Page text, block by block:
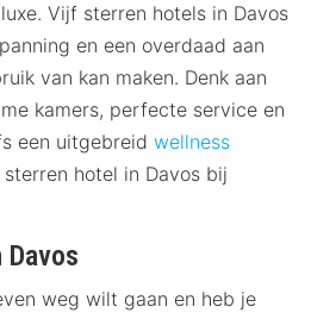
Vijf sterren hotels in Davos
en een overdaad aan
van kan maken. Denk aan
kamers, perfecte service en
een uitgebreid wellness
hotel in Davos bij
weg wilt gaan en heb je